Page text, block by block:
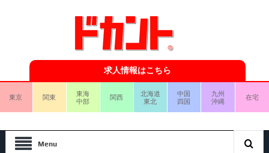
求人情報はこちら
東京 関東
東海
中部
関西
北海道
東北
中国
四国
九州
沖縄
在宅
Menu